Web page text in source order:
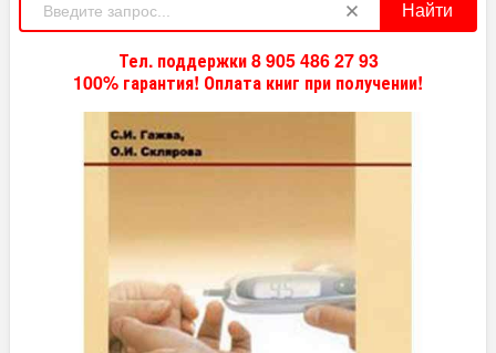
Найти
Тел. поддержки 8 905 486 27 93
100% гарантия! Оплата книг при получении!